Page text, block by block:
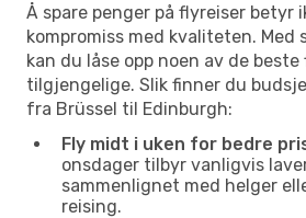
Å spare penger på flyreiser betyr
kompromiss med kvaliteten. Med
kan du låse opp noen av de
tilgjengelige. Slik finner du
fra Brüssel til Edinburgh:
Fly midt i uken for bedre
onsdager tilbyr vanligvis
sammenlignet med helger
reising.